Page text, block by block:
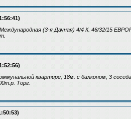
Международная (3-я Дачная) 4/4 К. 46/32/15
квартире, 18м. с балконом, 3
Торг.